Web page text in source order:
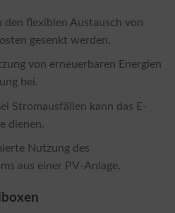
den flexiblen Austausch von
gesenkt werden.
von erneuerbaren Energien
bei.
Stromausfällen kann das E-
dienen.
Nutzung des
aus einer PV-Anlage.